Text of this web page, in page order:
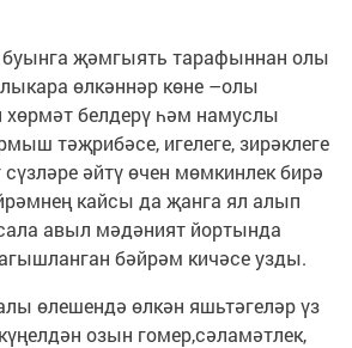
җәмгыять тарафыннан олы
өлкәннәр көне –олы
белдерү һәм намуслы
тәҗрибәсе, игелеге, зирәклеге
әйтү өчен мөмкинлек бирә
кайсы да җанга ял алып
авыл мәдәният йортында
бәйрәм кичәсе узды.
өлешендә өлкән яшьтәгеләр үз
озын гомер,сәламәтлек,